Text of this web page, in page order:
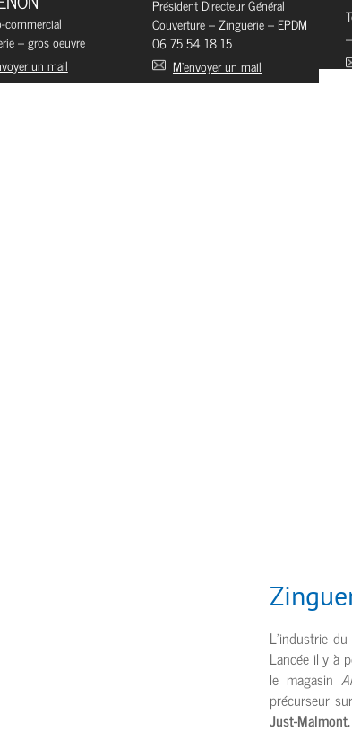
commercial
– gros oeuvre
un mail
Président Directeur Général
Couverture – Zinguerie – EPDM
06 75 54 18 15
M’envoyer un mail
–
L’industrie
Lancée il y à
le magasin
précurseur
Just-Malmont.